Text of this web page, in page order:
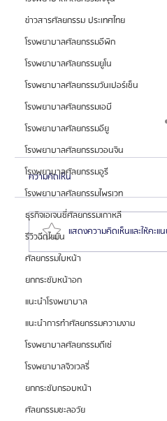
ข่าวสารศัลยกรรม ประเทศไทย
โรงพยาบาลศัลยกรรมอีพิก
โรงพยาบาลศัลยกรรมยูโน
โรงพยาบาลศัลยกรรมวันเปอร์เซ็น
โรงพยาบาลศัลยกรรมเอบี
โรงพยาบาลศัลยกรรมอียู
โรงพยาบาลศัลยกรรมวอนจิน
โรงพยาบาลศัลยกรรมอูรี
โรงพยาบาลศัลยกรรมไพรเวท
ธุรกิจเอเจนซี่ศัลยกรรมเกาหลี
รีวิวฉีดไขมัน
ศัลยกรรมใบหน้า
ยกกระชับหน้าอก
แนะนำโรงพยาบาล
แนะนำการทำศัลยกรรมความงาม
โรงพยาบาลศัลยกรรมดีเซ่
โรงพยาบาลจิวเวลรี่
ยกกระชับกรอบหน้า
ศัลยกรรมชะลอวัย
แนะนำเว็บไซต์ SCH ศูนย์ร
ผ่าตัดเพิ่มส่วนสูงที่นิยมมา
ความคิดเห็น
แสดงความคิดเห็นและให้คะแ